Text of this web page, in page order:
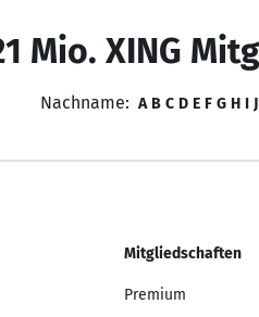
Mio. XING
Nachname: A B C D E F G H I J
Mitgliedschaften
Premium